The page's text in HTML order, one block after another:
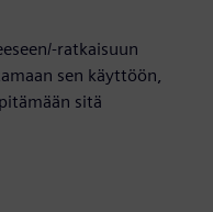
ratkaisuun
sen käyttöön,
sitä